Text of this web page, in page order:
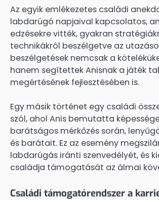
Az egyik emlékezetes családi
labdarúgó napjaival kapcsolatos,
edzésekre vitték, gyakran
technikákról beszélgetve az
beszélgetések nemcsak a
hanem segítettek Anisnak a játék
megértésének fejlesztésében is.
Egy másik történet egy családi
szól, ahol Anis bemutatta
barátságos mérkőzés során,
és barátait. Ez az esemény
labdarúgás iránti szenvedélyét, és
családja támogatását az álmai
Családi támogatórendszer a